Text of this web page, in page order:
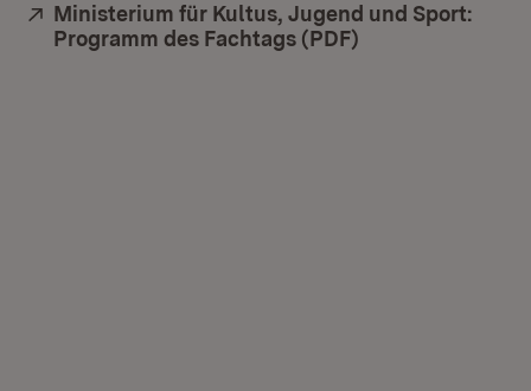
Extern:
Ministerium für Kultus, Jugend und Sport:
Programm des Fachtags (PDF)